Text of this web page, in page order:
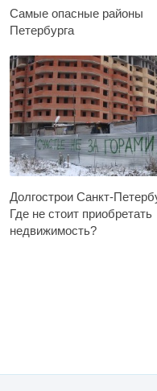
Самые опасные районы
Петербурга
Долгострои Санкт-
Где не стоит приобретать
недвижимость?